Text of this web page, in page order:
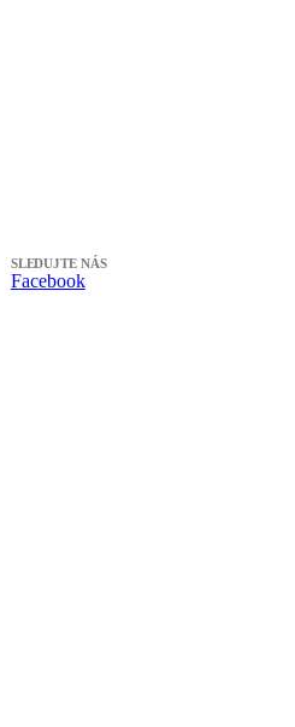
SLEDUJTE NÁS
Facebook